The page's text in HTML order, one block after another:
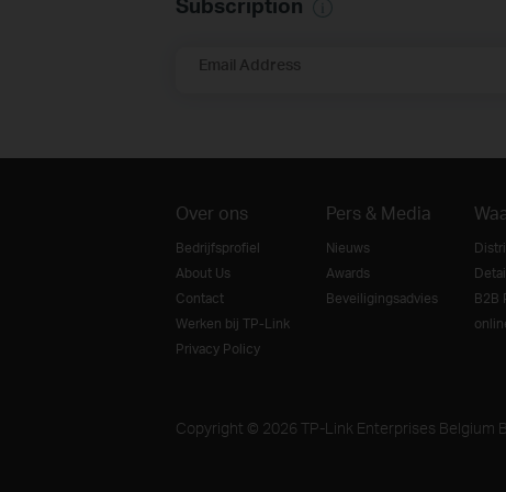
Email Address
Over ons
Bedrijfsprofiel
About Us
Contact
Werken bij TP-Link
Privacy Policy
Pers & Media
Nieuws
Awards
Beveiligingsadvies
B2B
Copyright © 2026 TP-Link Enterprises Belgium